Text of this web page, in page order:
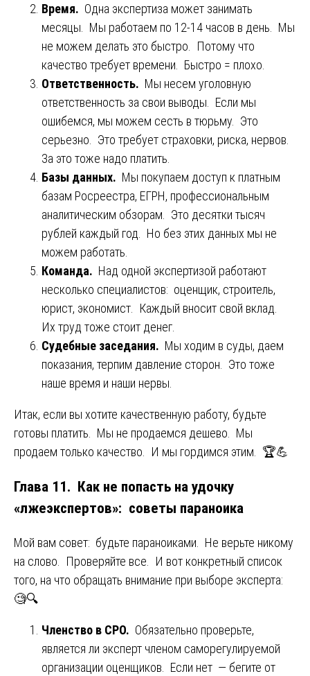
Время. Одна экспертиза может занимать
месяцы. Мы работаем по 12-14 часов в день. Мы
не можем делать это быстро. Потому что
качество требует времени. Быстро = плохо.
Ответственность. Мы несем уголовную
ответственность за свои выводы. Если мы
ошибемся, мы можем сесть в тюрьму. Это
серьезно. Это требует страховки, риска, нервов.
За это тоже надо платить.
Базы данных. Мы покупаем доступ к платным
базам Росреестра, ЕГРН, профессиональным
аналитическим обзорам. Это десятки тысяч
рублей каждый год. Но без этих данных мы не
можем работать.
Команда. Над одной экспертизой работают
несколько специалистов: оценщик, строитель,
юрист, экономист. Каждый вносит свой вклад.
Их труд тоже стоит денег.
Судебные заседания. Мы ходим в суды, даем
показания, терпим давление сторон. Это тоже
наше время и наши нервы.
Итак, если вы хотите качественную работу, будьте
готовы платить. Мы не продаемся дешево. Мы
продаем только качество. И мы гордимся этим. 🏆💪
Глава 11. Как не попасть на удочку
«лжеэкспертов»: советы параноика
Мой вам совет: будьте параноиками. Не верьте никому
на слово. Проверяйте все. И вот конкретный список
того, на что обращать внимание при выборе эксперта:
🧐🔍
Членство в СРО. Обязательно проверьте,
является ли эксперт членом саморегулируемой
организации оценщиков. Если нет — бегите от